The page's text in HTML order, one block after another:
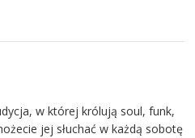
w której królują soul, funk,
jej słuchać w każdą sobotę